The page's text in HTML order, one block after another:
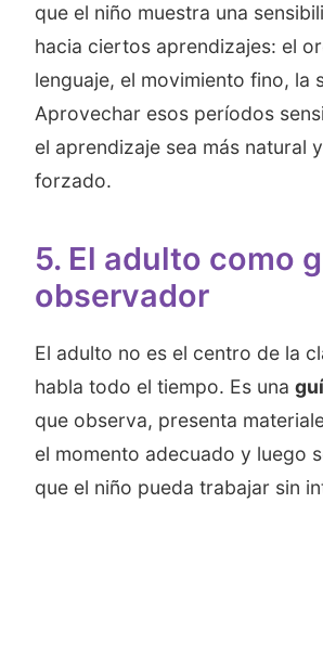
que el niño muestra una
hacia ciertos aprendizajes: el
lenguaje, el movimiento fino, la
Aprovechar esos períodos
el aprendizaje sea más natural
forzado.
5. El adulto como
observador
El adulto no es el centro de la
habla todo el tiempo. Es una
que observa, presenta
el momento adecuado y luego
que el niño pueda trabajar sin